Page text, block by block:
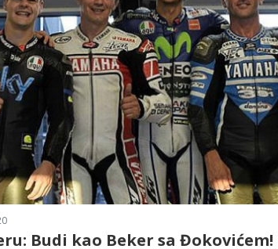
Budi kao Beker sa Đokovićem!